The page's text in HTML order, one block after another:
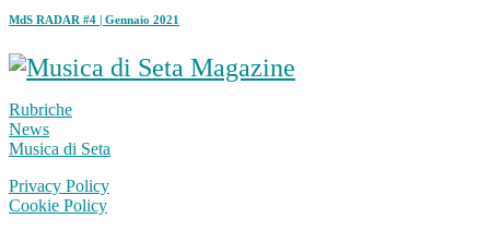
MdS RADAR #4 | Gennaio 2021
Rubriche
News
Musica di Seta
Privacy Policy
Cookie Policy